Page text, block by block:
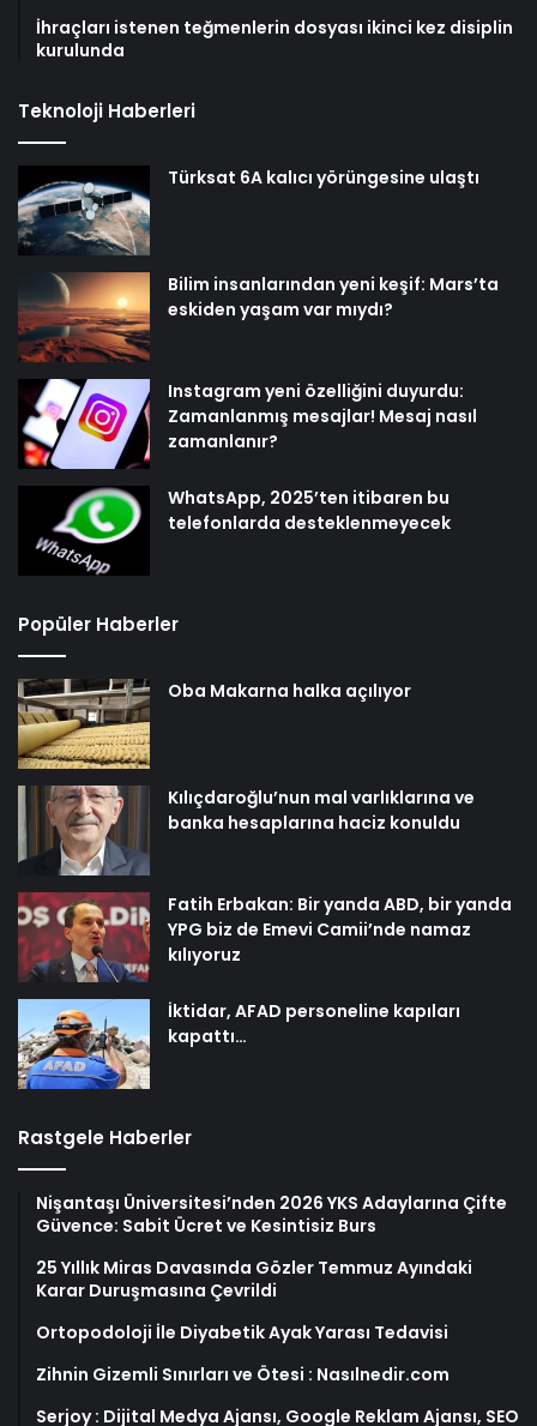
İhraçları istenen teğmenlerin dosyası ikinci kez disiplin
kurulunda
Teknoloji Haberleri
Türksat 6A kalıcı yörüngesine ulaştı
Bilim insanlarından yeni keşif: Mars’ta
eskiden yaşam var mıydı?
Instagram yeni özelliğini duyurdu:
Zamanlanmış mesajlar! Mesaj nasıl
zamanlanır?
WhatsApp, 2025’ten itibaren bu
telefonlarda desteklenmeyecek
Popüler Haberler
Oba Makarna halka açılıyor
Kılıçdaroğlu’nun mal varlıklarına ve
banka hesaplarına haciz konuldu
Fatih Erbakan: Bir yanda ABD, bir yanda
YPG biz de Emevi Camii’nde namaz
kılıyoruz
İktidar, AFAD personeline kapıları
kapattı…
Rastgele Haberler
Nişantaşı Üniversitesi’nden 2026 YKS Adaylarına Çifte
Güvence: Sabit Ücret ve Kesintisiz Burs
25 Yıllık Miras Davasında Gözler Temmuz Ayındaki
Karar Duruşmasına Çevrildi
Ortopodoloji İle Diyabetik Ayak Yarası Tedavisi
Zihnin Gizemli Sınırları ve Ötesi : Nasılnedir.com
Serjoy : Dijital Medya Ajansı, Google Reklam Ajansı, SEO